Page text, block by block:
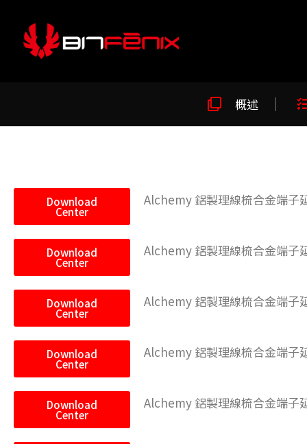
概述
Download
Center
Alchemy 鋁製理線梳合金端
Download
Center
Alchemy 鋁製理線梳合金端
Download
Center
Alchemy 鋁製理線梳合金端
Download
Center
Alchemy 鋁製理線梳合金端
Download
Center
Alchemy 鋁製理線梳合金端